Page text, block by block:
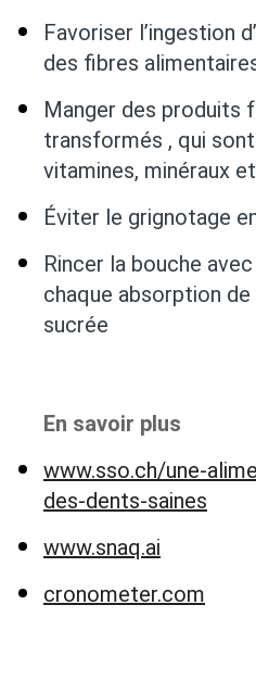
Favoriser l’ingestion
des fibres
Manger des produits
transformés , qui
vitamines, minéraux
Éviter le grignotage
Rincer la bouche avec
chaque absorption
sucrée
En savoir plus
www.sso.ch/une-
des-dents-saines
www.snaq.ai
cronometer.com